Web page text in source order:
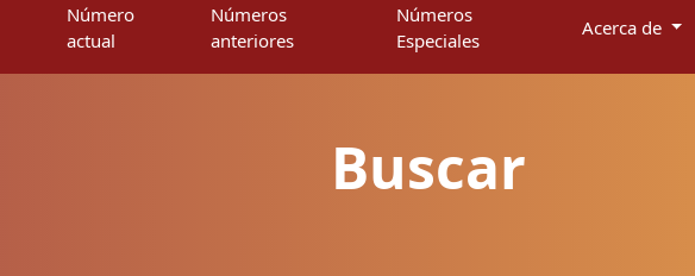
Número
actual
Números
anteriores
Números
Especiales
Acerca de
Buscar